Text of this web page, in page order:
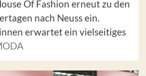
Of Fashion erneut zu den
nach Neuss ein.
erwartet ein vielseitiges